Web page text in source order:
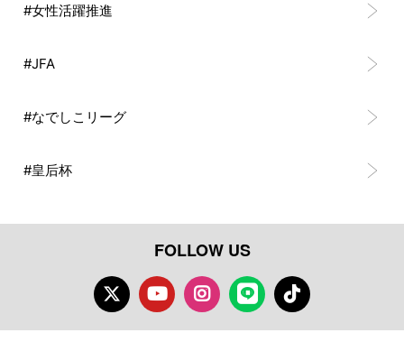
#女性活躍推進
#JFA
#なでしこリーグ
#皇后杯
FOLLOW US
TwitterYoutubeInstagram
LINE TikTok